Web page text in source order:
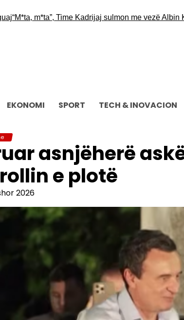
m*ta”, Time Kadrijaj sulmon me vezë Albin Kurtin
EKONOMI SPORT TECH & INOVACION
asnjëherë
e plotë
2026